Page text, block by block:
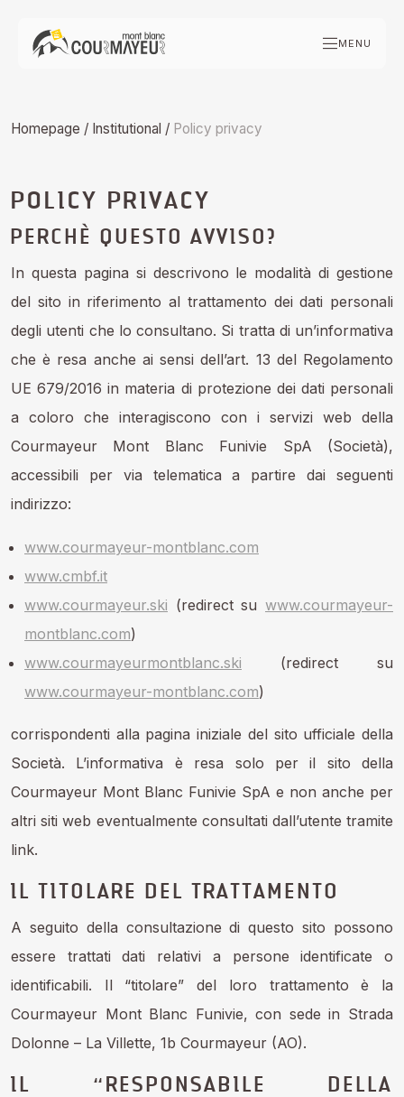
MENU
Homepage / Institutional / Policy privacy
POLICY PRIVACY
PERCHÈ QUESTO AVVISO?
In questa pagina si descrivono le modalità di gestione
del sito in riferimento al trattamento dei dati personali
degli utenti che lo consultano. Si tratta di un’informativa
che è resa anche ai sensi dell’art. 13 del Regolamento
UE 679/2016 in materia di protezione dei dati personali
a coloro che interagiscono con i servizi web della
Courmayeur Mont Blanc Funivie SpA (Società),
accessibili per via telematica a partire dai seguenti
indirizzo:
www.courmayeur-montblanc.com
www.cmbf.it
www.courmayeur.ski (redirect su www.courmayeur-
montblanc.com)
www.courmayeurmontblanc.ski (redirect su
www.courmayeur-montblanc.com)
corrispondenti alla pagina iniziale del sito ufficiale della
Società. L’informativa è resa solo per il sito della
Courmayeur Mont Blanc Funivie SpA e non anche per
altri siti web eventualmente consultati dall’utente tramite
link.
IL TITOLARE DEL TRATTAMENTO
A seguito della consultazione di questo sito possono
essere trattati dati relativi a persone identificate o
identificabili. Il “titolare” del loro trattamento è la
Courmayeur Mont Blanc Funivie, con sede in Strada
Dolonne – La Villette, 1b Courmayeur (AO).
IL “RESPONSABILE DELLA